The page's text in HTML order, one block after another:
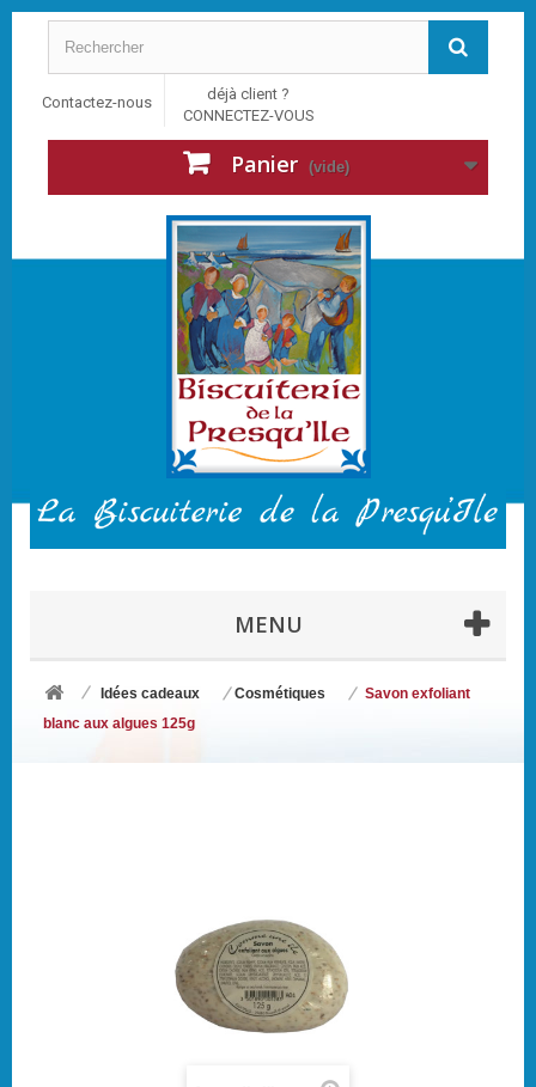
Contactez-nous
déjà client ?
CONNECTEZ-VOUS
Panier (vide)
MENU
Idées cadeaux Cosmétiques
Savon exfoliant
blanc aux algues 125g